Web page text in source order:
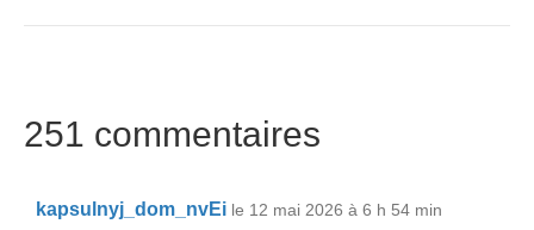
251 commentaires
kapsulnyj_dom_nvEi le 12 mai 2026 à 6 h 54 min